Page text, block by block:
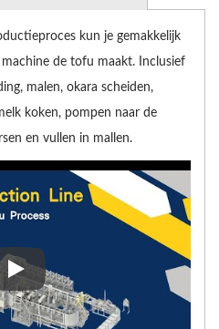
kun je gemakkelijk
de tofu maakt. Inclusief
malen, okara scheiden,
koken, pompen naar de
en vullen in mallen.
In de video over het Tofu-